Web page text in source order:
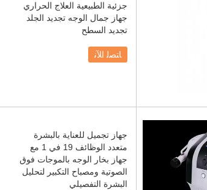
جزئية الطبيعية العلاج الحراري
جهاز جمال الوجه تجديد الجلد
تجديد السطح
ﺎﺘﺼﻟ ﺍﻶﻧ
جهاز تجميل للعناية بالبشرة
متعدد الوظائف 19 في 1 مع
جهاز بخار الوجه بالموجات فوق
الصوتية ومصباح التكبير لتحليل
البشرة التفصيلي